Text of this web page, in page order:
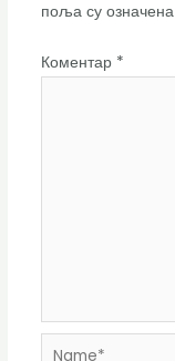
поља су означена
Коментар *
Name*